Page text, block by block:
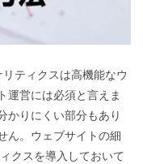
ティクスは高機能なウ
運営には必須と言えま
かりにくい部分もあり
ん。ウェブサイトの細
クスを導入しておいて